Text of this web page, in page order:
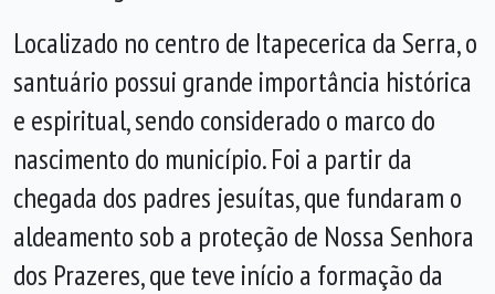
Localizado no centro de Itapecerica da Serra, o
santuário possui grande importância histórica
e espiritual, sendo considerado o marco do
nascimento do município. Foi a partir da
chegada dos padres jesuítas, que fundaram o
aldeamento sob a proteção de Nossa Senhora
dos Prazeres, que teve início a formação da